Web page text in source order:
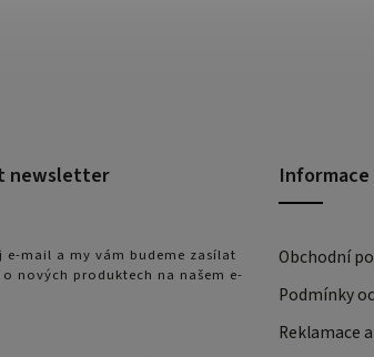
newsletter
e-mail a my vám budeme zasílat
nových produktech na našem e-
Informace
Obchodní
Podmínky
Reklamace